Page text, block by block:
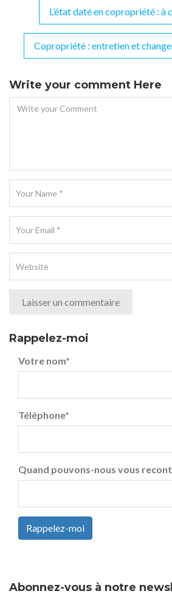
Navigation
de
l’article
L’état daté en copropriété : à
Copropriété : entretien et
Write your comment Here
Rappelez-moi
Votre nom*
Téléphone*
Quand pouvons-nous vous
Rappelez-moi
Abonnez-vous à notre